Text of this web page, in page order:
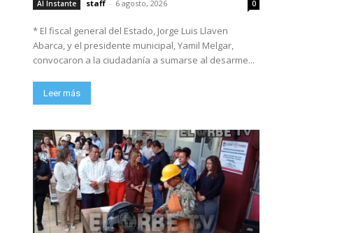
Al Instante staff - 6 agosto, 2026 0
* El fiscal general del Estado, Jorge Luis Llaven
Abarca, y el presidente municipal, Yamil Melgar,
convocaron a la ciudadanía a sumarse al desarme...
Leer más